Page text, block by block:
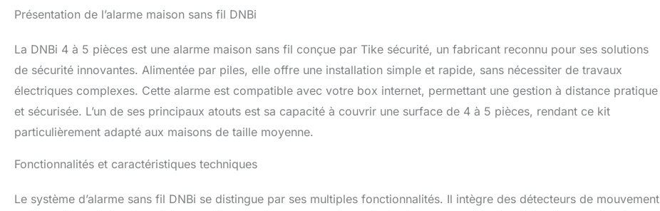
détecteurs de mouvement disposent d'une immunité animale de 12kg et détectent
jusqu'à 7M. Ils sont dotés de piles lithium fonctionnant en moyenne 2 ans. Il est
ALERTE SUR TELEPHONE : En cas de déclenchement de la centrale, vous recevez
un appel sur les numéros de téléphone que vous paramétrez dans la centrale.
Vous pouvez également choisir ou non de relier la centrale à un centre de
télésurveillance de votre choix (non obligatoire). GESTION A DISTANCE : Vous
pouvez gérer votre alarme à distance par appel téléphonique si votre centrale est
reliée à votre box internet. Vous gardez un contrôle absolu de la sécurité de votre
Présentation de l’alarme maison sans fil DNBi
La DNBi 4 à 5 pièces est une alarme maison sans fil conçue par Tike sécurité, un fabricant reconnu pour ses solutions
de sécurité innovantes. Alimentée par piles, elle offre une installation simple et rapide, sans nécessiter de travaux
électriques complexes. Cette alarme est compatible avec votre box internet, permettant une gestion à distance pratique
et sécurisée. L’un de ses principaux atouts est sa capacité à couvrir une surface de 4 à 5 pièces, rendant ce kit
particulièrement adapté aux maisons de taille moyenne.
Fonctionnalités et caractéristiques techniques
Le système d’alarme sans fil DNBi se distingue par ses multiples fonctionnalités. Il intègre des détecteurs de mouvement